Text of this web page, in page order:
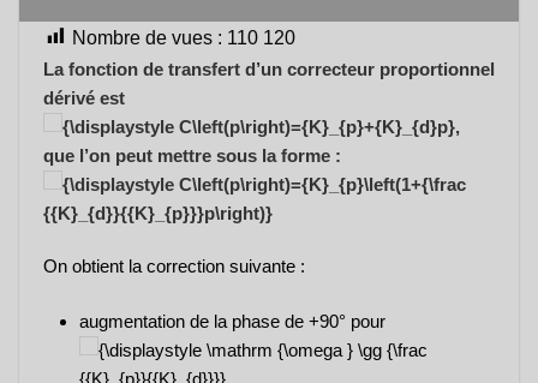
Nombre de vues : 110 120
La fonction de transfert d’un correcteur proportionnel
dérivé est
,
que l’on peut mettre sous la forme :
On obtient la correction suivante :
augmentation de la phase de +90° pour